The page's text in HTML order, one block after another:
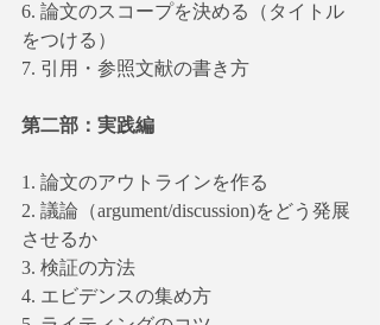
6. 論文のスコープを決める（タイトル
をつける）
7. 引用・参照文献の書き方
第二部：実践編
1. 論文のアウトラインを作る
2. 議論（argument/discussion)をどう発展
させるか
3. 検証の方法
4. エビデンスの集め方